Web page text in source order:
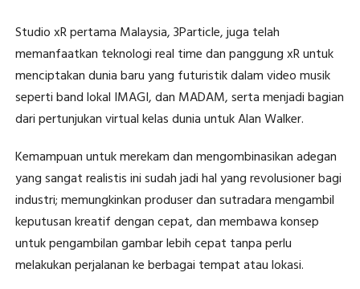
Studio xR pertama Malaysia, 3Particle, juga telah
memanfaatkan teknologi real time dan panggung xR untuk
menciptakan dunia baru yang futuristik dalam video musik
seperti band lokal IMAGI, dan MADAM, serta menjadi bagian
dari pertunjukan virtual kelas dunia untuk Alan Walker.
Kemampuan untuk merekam dan mengombinasikan adegan
yang sangat realistis ini sudah jadi hal yang revolusioner bagi
industri; memungkinkan produser dan sutradara mengambil
keputusan kreatif dengan cepat, dan membawa konsep
untuk pengambilan gambar lebih cepat tanpa perlu
melakukan perjalanan ke berbagai tempat atau lokasi.